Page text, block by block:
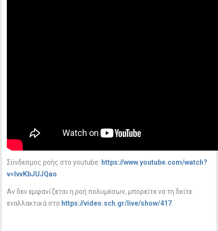
Σύνδεσμος ροής στο youtube: https://www.youtube.com/watch?
v=IvvKbJUJQao
Αν δεν εμφανίζεται η ροή πολυμέσων, μπορείτε να τη δείτε
εναλλακτικά στο https://video.sch.gr/live/show/417